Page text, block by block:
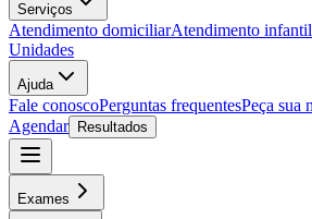
Serviços
Atendimento domiciliarAtendimento infantil
Unidades
Ajuda
Fale conoscoPerguntas frequentesPeça sua
Agendar
Resultados
Exames